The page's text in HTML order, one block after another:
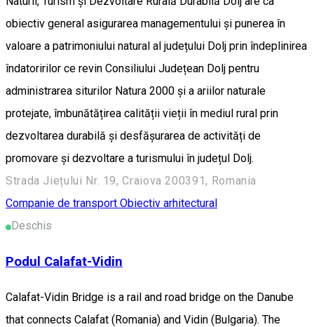
obiectiv general asigurarea managementului și punerea în
valoare a patrimoniului natural al județului Dolj prin îndeplinirea
îndatoririlor ce revin Consiliului Județean Dolj pentru
administrarea siturilor Natura 2000 și a ariilor naturale
protejate, îmbunătățirea calității vieții în mediul rural prin
dezvoltarea durabilă și desfășurarea de activități de
promovare și dezvoltare a turismului în județul Dolj.
Strada Jiețului Nr. 19, Craiova 200391, Romania
Companie de transport Obiectiv arhitectural
Deschis
Podul Calafat-Vidin
Calafat-Vidin Bridge is a rail and road bridge on the Danube
that connects Calafat (Romania) and Vidin (Bulgaria). The